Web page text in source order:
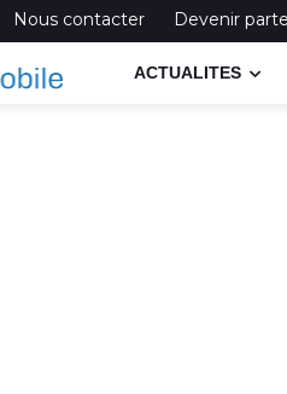
Nous contacter Devenir
ACTUALITES